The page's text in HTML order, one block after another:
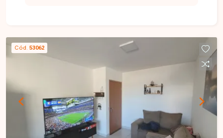
ou depósito, 1 banheiro e cozinha com copa.
Possui pé-direito alto e excelente ventilação
natural, proporcionando um ambiente confortável
e funcional para diferentes tipos de atividades
comerciais. Uma excelente oportunidade para
instalar ou expandir o seu negócio em uma
localização estratégica e de fácil acesso. Entre
em contato e agende sua visita!
Cód. 53062